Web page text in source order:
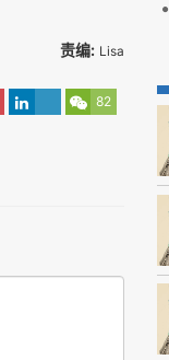
责编: Lisa
82